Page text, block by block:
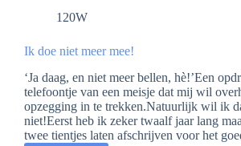
120W
Ik doe niet meer mee!
‘Ja daag, en niet meer bellen, hè!’Een
telefoontje van een meisje dat mij wil
opzegging in te trekken.Natuurlijk wil ik
niet!Eerst heb ik zeker twaalf jaar lang
twee tientjes laten afschrijven voor het